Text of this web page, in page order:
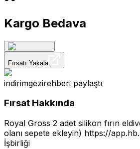
Kargo Bedava
Fırsatı Yakala
indirimgezirehberi paylaştı
Fırsat Hakkında
Royal Gross 2 adet silikon fırın
olanı sepete ekleyin) https://
İşbirliği